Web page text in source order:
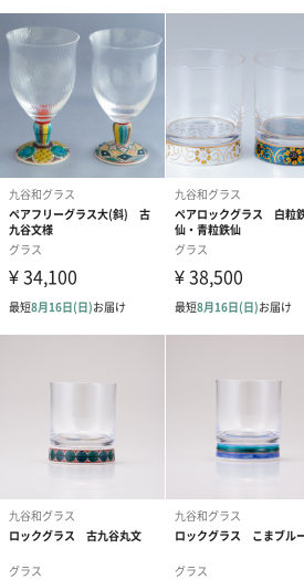
九谷焼磁器と手作りの吹き硝子（江戸硝
融合させた九谷和グラスシリーズのワイ
ドデザイン賞（新領域デザイン部門）受
来た脚部分もガラスもすべて手作りで
しております。ご愛用品としても、ペア
大変人気が御座います。
九谷焼の豪華絢爛を代表する画風の
デザインは大正時代に誕生し、九谷焼の
匠が特長です。
幅広い世代の方から愛されています